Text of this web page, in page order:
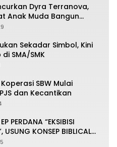
Dyra Terranova,
Anak Muda Bangun
Batam
Sekadar Simbol, Kini
SMA/SMK
SBW Mulai
dan Kecantikan
PERDANA “EKSIBISI
USUNG KONSEP BIBLICAL
6 TRACK